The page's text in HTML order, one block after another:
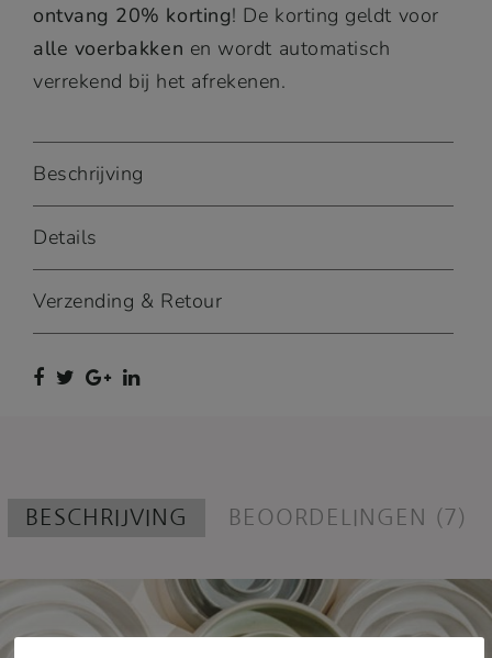
ontvang 20% korting! De korting geldt voor
alle voerbakken en wordt automatisch
verrekend bij het afrekenen.
Beschrijving
Details
Verzending & Retour
BESCHRIJVING BEOORDELINGEN (7)